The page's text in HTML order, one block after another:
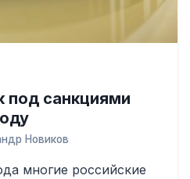
под санкциями
Новиков
многие российские